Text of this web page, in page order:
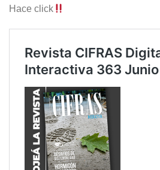
Hace click